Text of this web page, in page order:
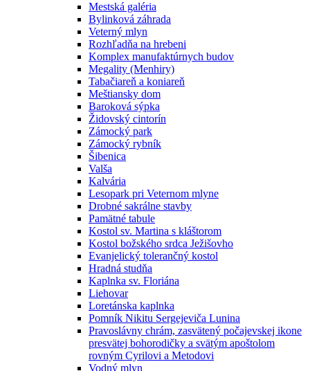
Mestská galéria
Bylinková záhrada
Veterný mlyn
Rozhľadňa na hrebeni
Komplex manufaktúrnych budov
Megality (Menhiry)
Tabačiareň a koniareň
Meštiansky dom
Baroková sýpka
Židovský cintorín
Zámocký park
Zámocký rybník
Šibenica
Valša
Kalvária
Lesopark pri Veternom mlyne
Drobné sakrálne stavby
Pamätné tabule
Kostol sv. Martina s kláštorom
Kostol božského srdca Ježišovho
Evanjelický tolerančný kostol
Hradná studňa
Kaplnka sv. Floriána
Liehovar
Loretánska kaplnka
Pomník Nikitu Sergejeviča Lunina
Pravoslávny chrám, zasvätený počajevskej ikone
presvätej bohorodičky a svätým apoštolom
rovným Cyrilovi a Metodovi
Vodný mlyn